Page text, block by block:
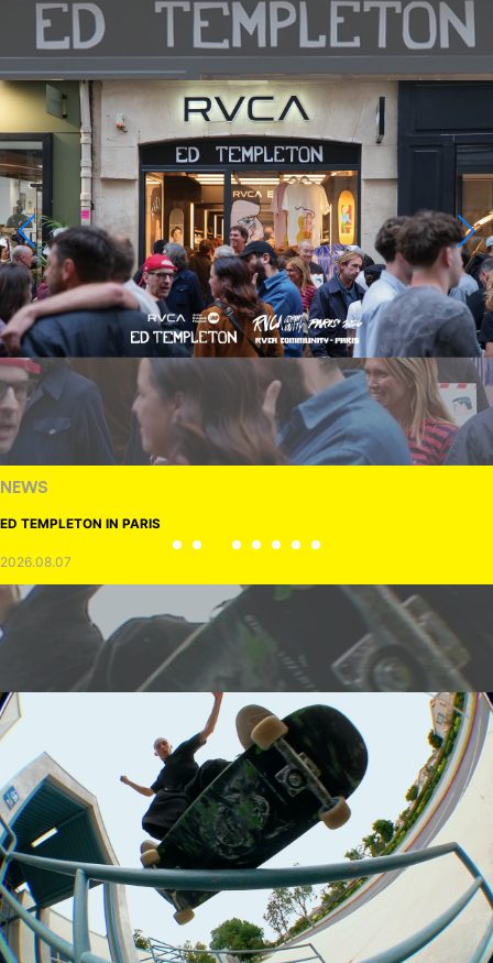
NEWS
ED TEMPLETON IN PARIS
2026.08.07